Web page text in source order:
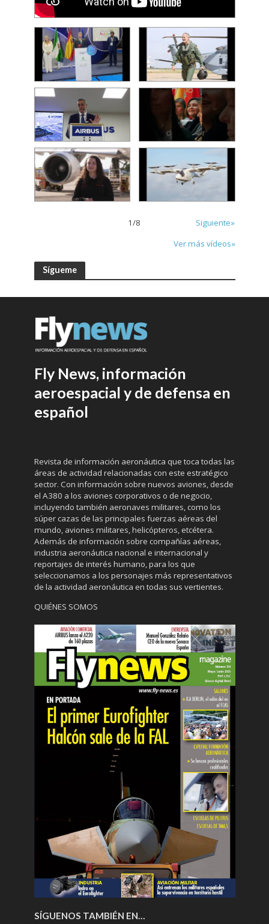
1/8
Siguiente»
Ver más vídeos»
Sígueme
Fly News, información
aeroespacial y de defensa en
español
Revista de información aeronáutica que toca todas las
áreas de actividad relacionadas con este estratégico
sector. Con información sobre nuevos aviones, desde
el A380 a los aviones corporativos o de negocio,
incluyendo también aeronaves militares, como los
súper cazas de las principales fuerzas aéreas del
mundo, aviones militares, helicópteros, etcétera.
Además de información sobre compañías aéreas,
industria aeronáutica nacional e internacional y
reportajes de interés humano, para los que
seleccionamos a los personajes más representativos
de la actividad aeronáutica en todas sus vertientes.
QUIÉNES SOMOS
SÍGUENOS TAMBIÉN EN…